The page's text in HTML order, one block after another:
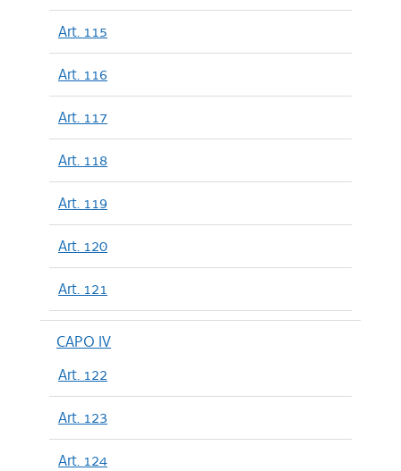
Art. 115
Art. 116
Art. 117
Art. 118
Art. 119
Art. 120
Art. 121
CAPO IV
Art. 122
Art. 123
Art. 124